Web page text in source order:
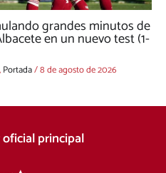
grandes minutos de
en un nuevo test (1-
,Portada/8 de agosto de 2026
principal